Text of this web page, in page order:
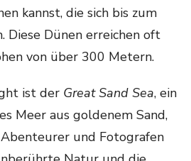
kannst, die sich bis zum
Diese Dünen erreichen oft
von über 300 Metern.
ist der Great Sand Sea, ein
Meer aus goldenem Sand,
und Fotografen